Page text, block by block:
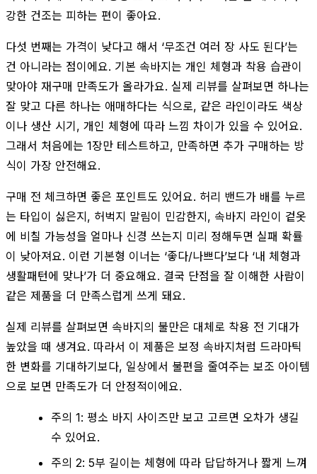
강한 건조는 피하는 편이 좋아요.
다섯 번째는 가격이 낮다고 해서 ‘무조건 여러 장 사도 된다’는
건 아니라는 점이에요. 기본 속바지는 개인 체형과 착용 습관이
맞아야 재구매 만족도가 올라가요. 실제 리뷰를 살펴보면 하나는
잘 맞고 다른 하나는 애매하다는 식으로, 같은 라인이라도 색상
이나 생산 시기, 개인 체형에 따라 느낌 차이가 있을 수 있어요.
그래서 처음에는 1장만 테스트하고, 만족하면 추가 구매하는 방
식이 가장 안전해요.
구매 전 체크하면 좋은 포인트도 있어요. 허리 밴드가 배를 누르
는 타입이 싫은지, 허벅지 말림이 민감한지, 속바지 라인이 겉옷
에 비칠 가능성을 얼마나 신경 쓰는지 미리 정해두면 실패 확률
이 낮아져요. 이런 기본형 이너는 ‘좋다/나쁘다’보다 ‘내 체형과
생활패턴에 맞나’가 더 중요해요. 결국 단점을 잘 이해한 사람이
같은 제품을 더 만족스럽게 쓰게 돼요.
실제 리뷰를 살펴보면 속바지의 불만은 대체로 착용 전 기대가
높았을 때 생겨요. 따라서 이 제품은 보정 속바지처럼 드라마틱
한 변화를 기대하기보다, 일상에서 불편을 줄여주는 보조 아이템
으로 보면 만족도가 더 안정적이에요.
주의 1: 평소 바지 사이즈만 보고 고르면 오차가 생길
수 있어요.
주의 2: 5부 길이는 체형에 따라 답답하거나 짧게 느껴